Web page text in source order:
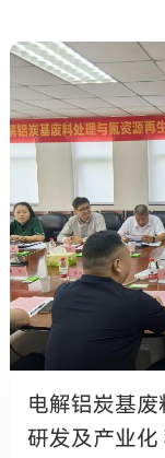
电解铝炭基
研发及产业